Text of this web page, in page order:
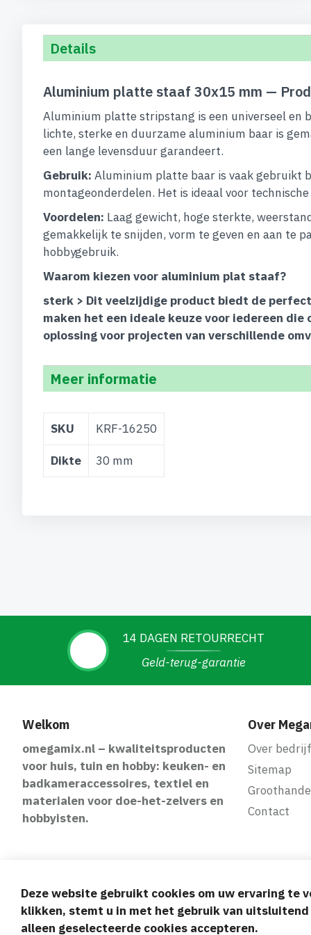
de
afbeeldingen-
Details
Aluminium platte staaf 30x15 mm —
Aluminium platte stripstang is een universeel en
lichte, sterke en duurzame aluminium baar is
een lange levensduur garandeert.
Gebruik: Aluminium platte baar is vaak gebruikt
montageonderdelen. Het is ideaal voor
Voordelen: Laag gewicht, hoge sterkte,
gemakkelijk te snijden, vorm te geven en aan te
hobbygebruik.
Waarom kiezen voor aluminium plat staaf?
sterk > Dit veelzijdige product biedt de
maken het een ideale keuze voor iedereen
oplossing voor projecten van verschillende
Meer informatie
informatie
SKU KRF-16250
Dikte 30 mm
14 DAGEN RETOURRECHT
Geld-terug-garantie
Welkom
omegamix.nl – kwaliteitsproducten
voor huis, tuin en hobby: keuken- en
badkameraccessoires, textiel en
materialen voor doe-het-zelvers en
hobbyisten.
Over
Over bedrijf
Sitemap
Contact
Veilige en
Deze website gebruikt cookies om uw ervaring te
klikken, stemt u in met het gebruik van
alleen geselecteerde cookies accepteren.